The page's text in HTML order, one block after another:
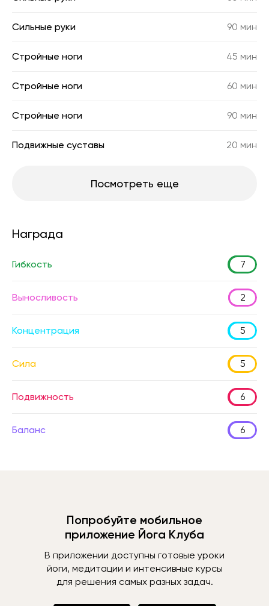
Сильные руки 90 мин
Стройные ноги 45 мин
Стройные ноги 60 мин
Стройные ноги 90 мин
Подвижные суставы 20 мин
Посмотреть еще
Награда
Гибкость 7
Выносливость 2
Концентрация 5
Сила 5
Подвижность 6
Баланс 6
Попробуйте мобильное
приложение Йога Клуба
В приложении доступны готовые уроки
йоги, медитации и интенсивные курсы
для решения самых разных задач.